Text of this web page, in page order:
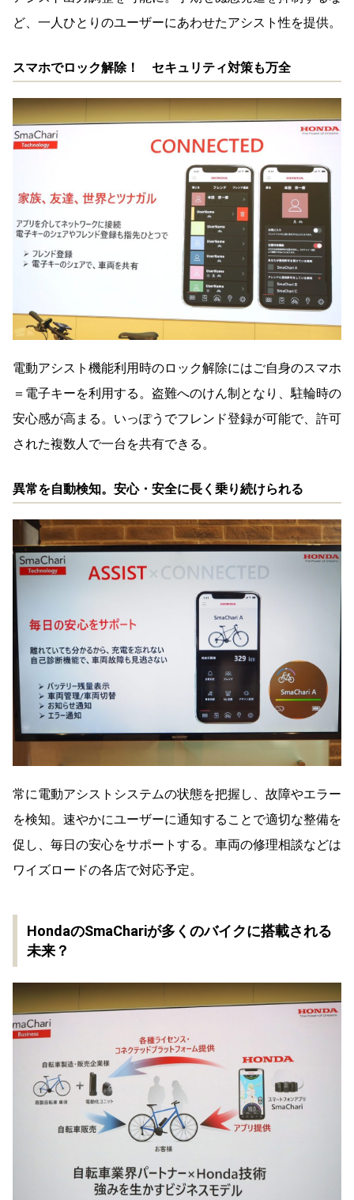
ど、一人ひとりのユーザーにあわせたアシスト性を提供。
スマホでロック解除！ セキュリティ対策も万全
電動アシスト機能利用時のロック解除にはご自身のスマホ
＝電子キーを利用する。盗難へのけん制となり、駐輪時の
安心感が高まる。いっぽうでフレンド登録が可能で、許可
された複数人で一台を共有できる。
異常を自動検知。安心・安全に長く乗り続けられる
常に電動アシストシステムの状態を把握し、故障やエラー
を検知。速やかにユーザーに通知することで適切な整備を
促し、毎日の安心をサポートする。車両の修理相談などは
ワイズロードの各店で対応予定。
HondaのSmaChariが多くのバイクに搭載される
未来？